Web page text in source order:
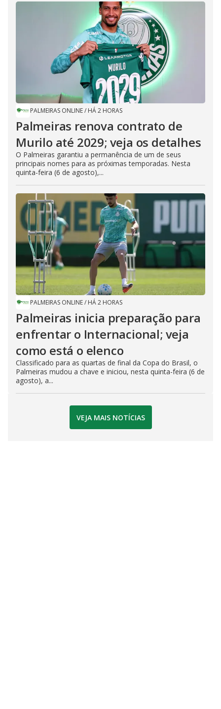
PALMEIRAS ONLINE/ HÁ 2 HORAS
Palmeiras renova contrato de
Murilo até 2029; veja os detalhes
O Palmeiras garantiu a permanência de um de seus
principais nomes para as próximas temporadas. Nesta
quinta-feira (6 de agosto),...
PALMEIRAS ONLINE/ HÁ 2 HORAS
Palmeiras inicia preparação para
enfrentar o Internacional; veja
como está o elenco
Classificado para as quartas de final da Copa do Brasil, o
Palmeiras mudou a chave e iniciou, nesta quinta-feira (6 de
agosto), a...
VEJA MAIS NOTÍCIAS